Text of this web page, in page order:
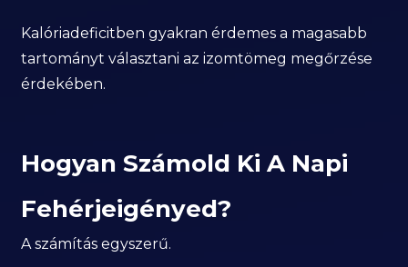
Kalóriadeficitben gyakran érdemes a magasabb
tartományt választani az izomtömeg megőrzése
érdekében.
Hogyan Számold Ki A Napi
Fehérjeigényed?
A számítás egyszerű.